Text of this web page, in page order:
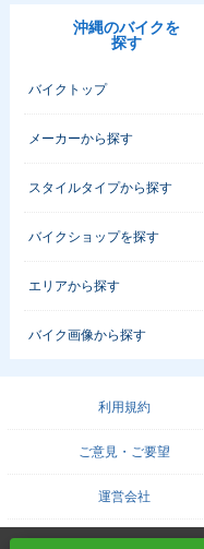
沖縄のバイクを
探す
バイクトップ
メーカーから探す
スタイルタイプから探す
バイクショップを探す
エリアから探す
バイク画像から探す
利用規約
ご意見・ご要望
運営会社